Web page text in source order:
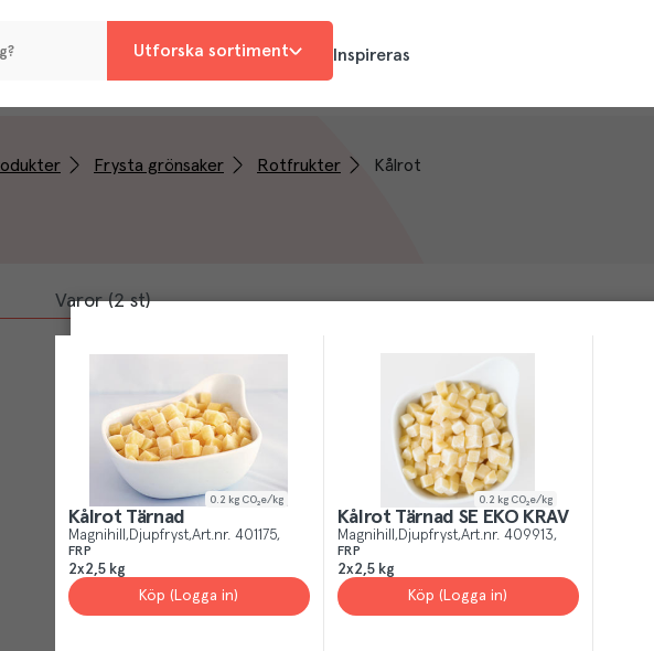
Utforska sortiment Inspireras
Frysta grönsaker Rotfrukter Kålrot
Varor (2 st)
0.2 kg CO₂e/kg
Kålrot Tärnad
Magnihill Djupfryst Art.nr. 401175
FRP
2x2,5 kg
Köp (Logga in)
0.2 kg CO₂e/kg
Kålrot Tärnad SE EKO KRAV
Magnihill Djupfryst Art.nr. 409913
FRP
2x2,5 kg
Köp (Logga in)